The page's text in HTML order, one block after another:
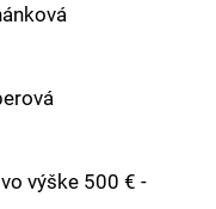
výške 500 € -